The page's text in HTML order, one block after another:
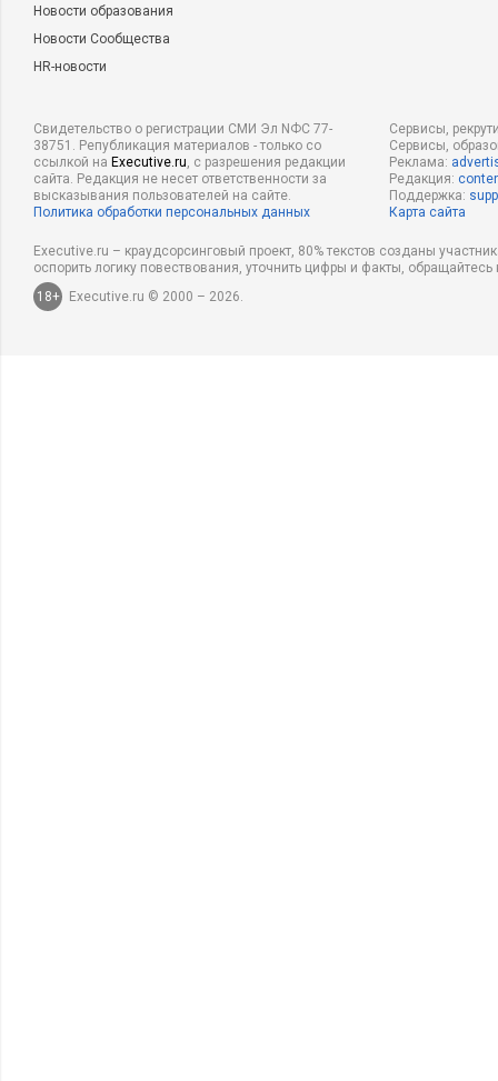
Новости образования
Новости Сообщества
HR-новости
Свидетельство о регистрации СМИ Эл NФС 77-
38751. Републикация материалов - только со
ссылкой на Executive.ru, с разрешения редакции
сайта. Редакция не несет ответственности за
высказывания пользователей на сайте.
Политика обработки персональных данных
Сервисы,
Сервисы,
Реклама:
Редакция:
Поддержка:
Карта сайта
Executive.ru – краудсорсинговый проект, 80% текстов созданы
оспорить логику повествования, уточнить цифры и факты,
18+
Executive.ru © 2000 – 2026.